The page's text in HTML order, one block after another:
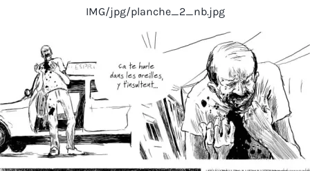
IMG/jpg/planche_2_nb.jpg